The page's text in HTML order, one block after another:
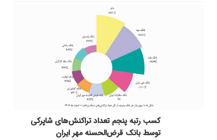
کسب رتبه پنجم تعداد تراکنش‌های شاپرکی
توسط بانک قرض‌الحسنه مهر ایران